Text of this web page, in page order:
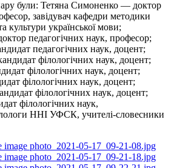
були: Тетяна Симоненко — доктор
завідувач кафедри методики
культури української мови;
педагогічних наук, професор;
педагогічних наук, доцент;
філологічних наук, доцент;
філологічних наук, доцент;
філологічних наук, доцент;
філологічних наук, доцент;
філологічних наук,
ННІ УФСК, учителі-словесники